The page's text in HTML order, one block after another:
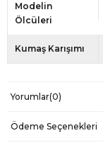
Modelin
Ölcüleri
Kumaş Karışımı
Yorumlar(0)
Ödeme Seçenekleri